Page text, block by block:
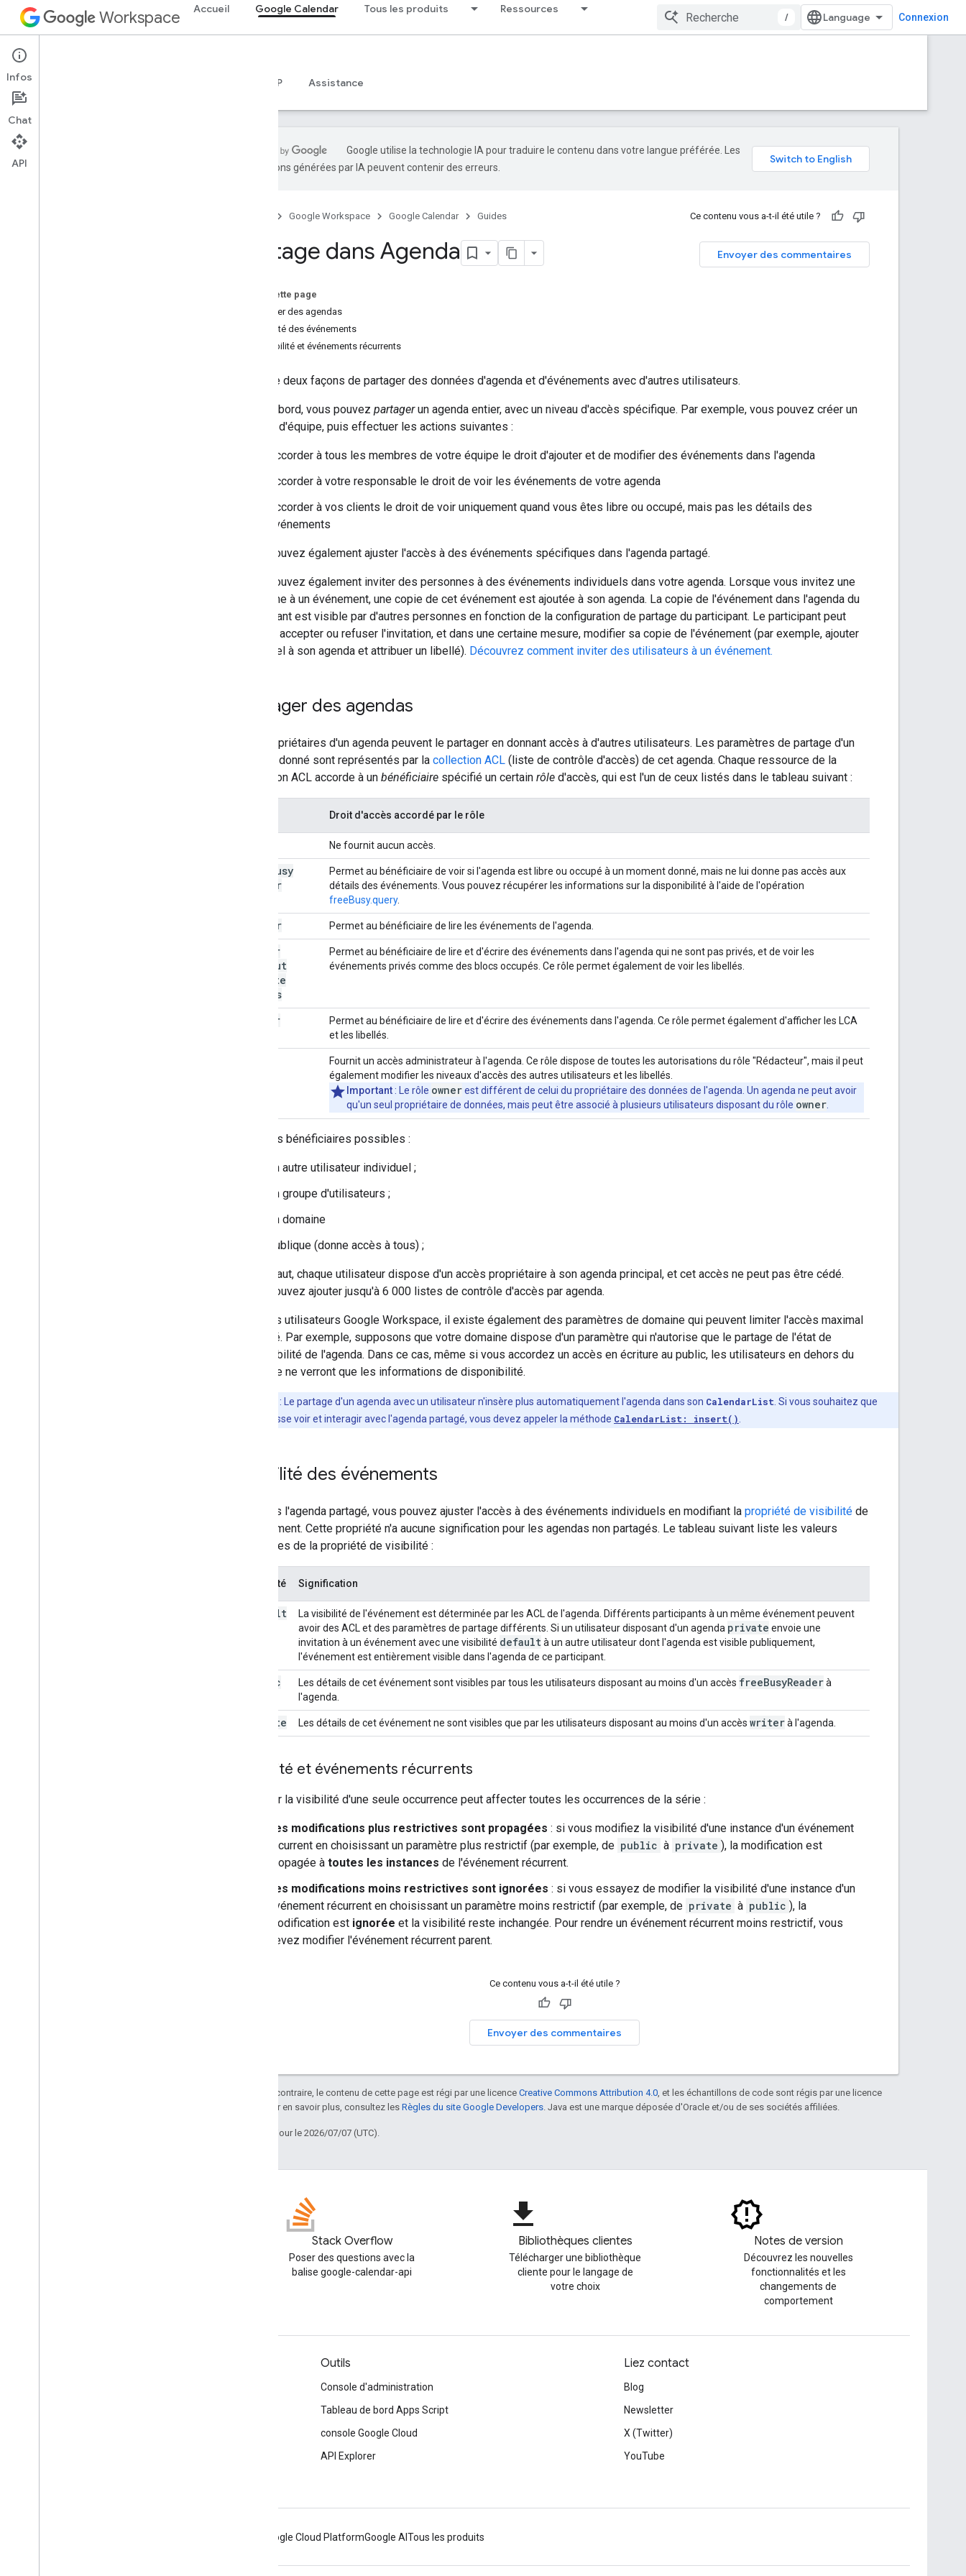
Workspace Accueil Google Calendar Tous les produits Ressources
/ Connexion
Google Calendar
Aperçu Serveur MCP Assistance
Google utilise la technologie IA pour traduire le contenu dans votre langue préférée. Les
traductions générées par IA peuvent contenir des erreurs.
Google Workspace Google Calendar Guides Ce contenu vous a-t-il été utile ?
Envoyer des commentaires
Partage dans Agenda
Sur cette page
Partager des agendas
Visibilité des événements
Visibilité et événements récurrents
Il existe deux façons de partager des données d'agenda et d'événements avec d'autres utilisateurs.
Tout d'abord, vous pouvez partagerun agenda entier, avec un niveau d'accès spécifique. Par exemple, vous pouvez créer un
agenda d'équipe, puis effectuer les actions suivantes :
Accorder à tous les membres de votre équipe le droit d'ajouter et de modifier des événements dans l'agenda
Accorder à votre responsable le droit de voir les événements de votre agenda
Accorder à vos clients le droit de voir uniquement quand vous êtes libre ou occupé, mais pas les détails des
événements
Vous pouvez également ajuster l'accès à des événements spécifiques dans l'agenda partagé.
Vous pouvez également inviter des personnes à des événements individuels dans votre agenda. Lorsque vous invitez une
personne à un événement, une copie de cet événement est ajoutée à son agenda. La copie de l'événement dans l'agenda du
participant est visible par d'autres personnes en fonction de la configuration de partage du participant. Le participant peut
ensuite accepter ou refuser l'invitation, et dans une certaine mesure, modifier sa copie de l'événement (par exemple, ajouter
un rappel à son agenda et attribuer un libellé). Découvrez comment inviter des utilisateurs à un événement.
Partager des agendas
Les propriétaires d'un agenda peuvent le partager en donnant accès à d'autres utilisateurs. Les paramètres de partage d'un
agenda donné sont représentés par la collection ACL (liste de contrôle d'accès) de cet agenda. Chaque ressource de la
collection ACL accorde à un bénéficiaire spécifié un certain rôle d'accès, qui est l'un de ceux listés dans le tableau suivant :
Droit d'accès accordé par le rôle
Ne fournit aucun accès.
Busy
Reader
Permet au bénéficiaire de voir si l'agenda est libre ou occupé à un moment donné, mais ne lui donne pas accès aux
détails des événements. Vous pouvez récupérer les informations sur la disponibilité à l'aide de l'opération
freeBusy.query.
reader Permet au bénéficiaire de lire les événements de l'agenda.
writer
Without
Private
Access
Permet au bénéficiaire de lire et d'écrire des événements dans l'agenda qui ne sont pas privés, et de voir les
événements privés comme des blocs occupés. Ce rôle permet également de voir les libellés.
writer
Permet au bénéficiaire de lire et d'écrire des événements dans l'agenda. Ce rôle permet également d'afficher les LCA
et les libellés.
Fournit un accès administrateur à l'agenda. Ce rôle dispose de toutes les autorisations du rôle "Rédacteur", mais il peut
également modifier les niveaux d'accès des autres utilisateurs et les libellés.
Important : Le rôle ownerest différent de celui du propriétaire des données de l'agenda. Un agenda ne peut avoir
qu'un seul propriétaire de données, mais peut être associé à plusieurs utilisateurs disposant du rôle owner
Voici les bénéficiaires possibles :
un autre utilisateur individuel ;
un groupe d'utilisateurs ;
un domaine
publique (donne accès à tous) ;
Par défaut, chaque utilisateur dispose d'un accès propriétaire à son agenda principal, et cet accès ne peut pas être cédé.
Vous pouvez ajouter jusqu'à 6 000 listes de contrôle d'accès par agenda.
Pour les utilisateurs Google Workspace, il existe également des paramètres de domaine qui peuvent limiter l'accès maximal
autorisé. Par exemple, supposons que votre domaine dispose d'un paramètre qui n'autorise que le partage de l'état de
disponibilité de l'agenda. Dans ce cas, même si vous accordez un accès en écriture au public, les utilisateurs en dehors du
domaine ne verront que les informations de disponibilité.
: Le partage d'un agenda avec un utilisateur n'insère plus automatiquement l'agenda dans son CalendarList . Si vous souhaitez que
l'utilisateur puisse voir et interagir avec l'agenda partagé, vous devez appeler la méthode CalendarList: insert()
Visibilité des événements
Une fois l'agenda partagé, vous pouvez ajuster l'accès à des événements individuels en modifiant la propriété de visibilité de
l'événement. Cette propriété n'a aucune signification pour les agendas non partagés. Le tableau suivant liste les valeurs
possibles de la propriété de visibilité :
Visibilité Signification
default
La visibilité de l'événement est déterminée par les ACL de l'agenda. Différents participants à un même événement peuvent
avoir des ACL et des paramètres de partage différents. Si un utilisateur disposant d'un agenda private envoie une
invitation à un événement avec une visibilité defaultà un autre utilisateur dont l'agenda est visible publiquement,
l'événement est entièrement visible dans l'agenda de ce participant.
public Les détails de cet événement sont visibles par tous les utilisateurs disposant au moins d'un accès freeBusyReaderà
l'agenda.
private Les détails de cet événement ne sont visibles que par les utilisateurs disposant au moins d'un accès writerà l'agenda.
Visibilité et événements récurrents
Modifier la visibilité d'une seule occurrence peut affecter toutes les occurrences de la série :
Les modifications plus restrictives sont propagées : si vous modifiez la visibilité d'une instance d'un événement
récurrent en choisissant un paramètre plus restrictif (par exemple, de public à private ), la modification est
propagée à toutes les instances de l'événement récurrent.
Les modifications moins restrictives sont ignorées : si vous essayez de modifier la visibilité d'une instance d'un
événement récurrent en choisissant un paramètre moins restrictif (par exemple, de private à public ), la
modification est ignorée et la visibilité reste inchangée. Pour rendre un événement récurrent moins restrictif, vous
devez modifier l'événement récurrent parent.
Ce contenu vous a-t-il été utile ?
Envoyer des commentaires
Sauf indication contraire, le contenu de cette page est régi par une licence Creative Commons Attribution 4.0 , et les échantillons de code sont régis par une licence
. Pour en savoir plus, consultez les Règles du site Google Developers . Java est une marque déposée d'Oracle et/ou de ses sociétés affiliées.
Dernière mise à jour le 2026/07/07 (UTC).
Stack Overflow
Poser des questions avec la
balise google-calendar-api
file_download
Bibliothèques clientes
Télécharger une bibliothèque
cliente pour le langage de
votre choix
Notes de version
Découvrez les nouvelles
fonctionnalités et les
changements de
comportement
Outils
Console d'administration
Tableau de bord Apps Script
console Google Cloud
API Explorer
Liez contact
Blog
Newsletter
X (Twitter)
YouTube
Google Cloud PlatformGoogle AI Tous les produits
Infos
Chat
API